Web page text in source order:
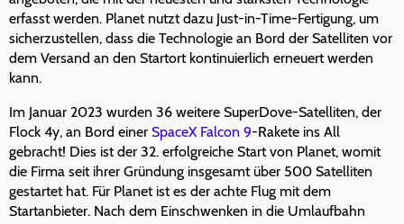
erfasst werden. Planet nutzt dazu Just-in-Time-Fertigung, um
sicherzustellen, dass die Technologie an Bord der Satelliten vor
dem Versand an den Startort kontinuierlich erneuert werden
kann.
Im Januar 2023 wurden 36 weitere SuperDove-Satelliten, der
Flock 4y, an Bord einer SpaceX Falcon 9-Rakete ins All
gebracht! Dies ist der 32. erfolgreiche Start von Planet, womit
die Firma seit ihrer Gründung insgesamt über 500 Satelliten
gestartet hat. Für Planet ist es der achte Flug mit dem
Startanbieter. Nach dem Einschwenken in die Umlaufbahn